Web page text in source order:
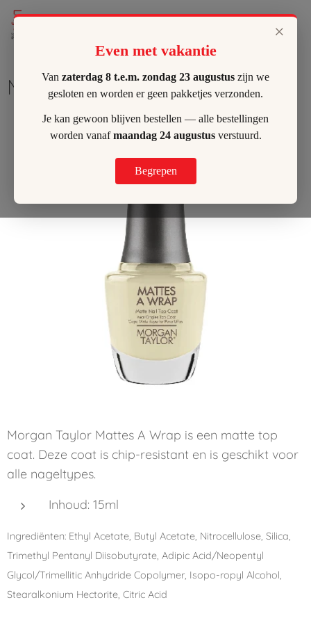
Mattes A Wrap
Morgan Taylor Mattes A Wrap is een matte top
coat. Deze coat is chip-resistant en is geschikt voor
alle nageltypes.
Inhoud: 15ml
Ingrediënten: Ethyl Acetate, Butyl Acetate, Nitrocellulose, Silica,
Trimethyl Pentanyl Diisobutyrate, Adipic Acid/Neopentyl
Glycol/Trimellitic Anhydride Copolymer, Isopo-ropyl Alcohol,
Stearalkonium Hectorite, Citric Acid
×
Even met vakantie
Van zaterdag 8 t.e.m. zondag 23 augustus zijn we
gesloten en worden er geen pakketjes verzonden.
Je kan gewoon blijven bestellen — alle bestellingen
worden vanafmaandag 24 augustusverstuurd.
Begrepen